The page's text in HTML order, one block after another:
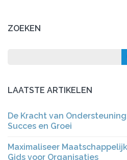
ZOEKEN
LAATSTE ARTIKELEN
De Kracht van
Succes en Groei
Maximaliseer
Gids voor Organisaties